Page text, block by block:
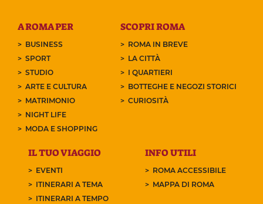
A ROMA PER
BUSINESS
SPORT
STUDIO
ARTE E CULTURA
MATRIMONIO
NIGHT LIFE
MODA E SHOPPING
SCOPRI ROMA
ROMA IN BREVE
LA CITTÀ
I QUARTIERI
BOTTEGHE E NEGOZI STORICI
CURIOSITÀ
IL TUO VIAGGIO
EVENTI
ITINERARI A TEMA
ITINERARI A TEMPO
INFO UTILI
ROMA ACCESSIBILE
MAPPA DI ROMA